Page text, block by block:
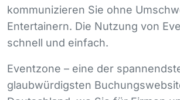
kommunizieren Sie ohne
Entertainern. Die Nutzung von
schnell und einfach.
Eventzone – eine der
glaubwürdigsten